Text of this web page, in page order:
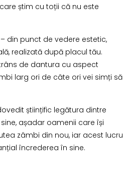
știm cu toții că nu este
din punct de vedere estetic,
realizată după placul tău.
de dantura cu aspect
larg ori de câte ori vei simți să
științific legătura dintre
așadar oamenii care își
zâmbi din nou, iar acest lucru
încrederea în sine.